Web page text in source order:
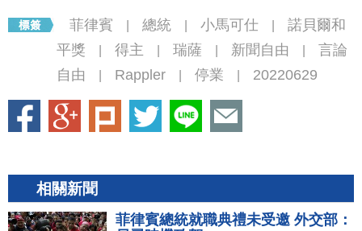
菲律賓 總統 小馬可仕
諾貝爾和
平獎
得主 瑞薩 新聞自由
言論
自由
Rappler 停業 20220629
相關新聞
菲律賓總統就職典禮未受邀 外交部：